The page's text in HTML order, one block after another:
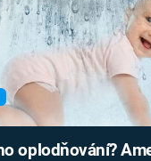
oplodňování?